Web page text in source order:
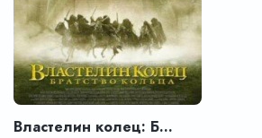
Властелин колец: Братство кольца